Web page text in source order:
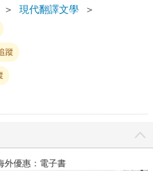
＞ 現代翻譯文學
＞
蹤
子書